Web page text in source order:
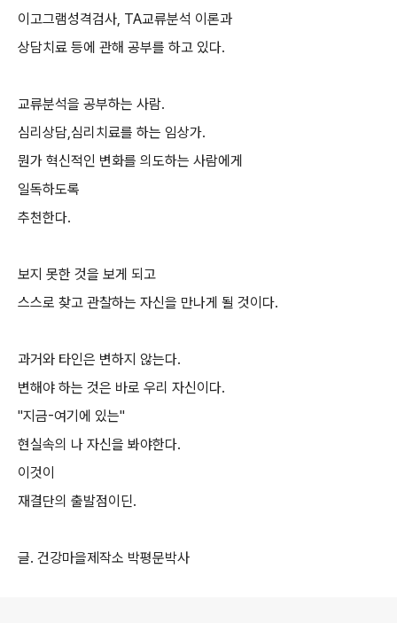
이고그램성격검사, TA교류분석 이론과
상담치료 등에 관해 공부를 하고 있다.
교류분석을 공부하는 사람.
심리상담,심리치료를 하는 임상가.
뭔가 혁신적인 변화를 의도하는 사람에게
일독하도록
추천한다.
보지 못한 것을 보게 되고
스스로 찾고 관찰하는 자신을 만나게 될 것이다.
과거와 타인은 변하지 않는다.
변해야 하는 것은 바로 우리 자신이다.
"지금-여기에 있는"
현실속의 나 자신을 봐야한다.
이것이
재결단의 출발점이딘.
글. 건강마을제작소 박평문박사